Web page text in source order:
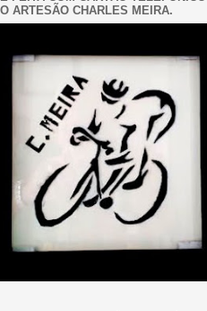
ARTESÃO CHARLES MEIRA.